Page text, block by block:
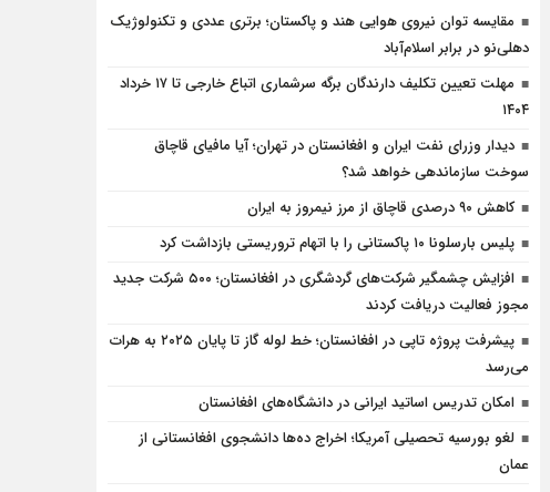
مقایسه توان نیروی هوایی هند و پاکستان؛ برتری عددی و تکنولوژیک
دهلی‌نو در برابر اسلام‌آباد
مهلت تعیین تکلیف دارندگان برگه سرشماری اتباع خارجی تا ۱۷ خرداد
۱۴۰۴
دیدار وزرای نفت ایران و افغانستان در تهران؛ آیا مافیای قاچاق
سوخت سازماندهی خواهد شد؟
کاهش ۹۰ درصدی قاچاق از مرز نیمروز به ایران
پلیس بارسلونا ۱۰ پاکستانی را با اتهام تروریستی بازداشت کرد
افزایش چشمگیر شرکت‌های گردشگری در افغانستان؛ ۵۰۰ شرکت جدید
مجوز فعالیت دریافت کردند
پیشرفت پروژه تاپی در افغانستان؛ خط لوله گاز تا پایان ۲۰۲۵ به هرات
می‌رسد
امکان تدریس اساتید ایرانی در دانشگاه‌های افغانستان
لغو بورسیه تحصیلی آمریکا؛ اخراج ده‌ها دانشجوی افغانستانی از
عمان